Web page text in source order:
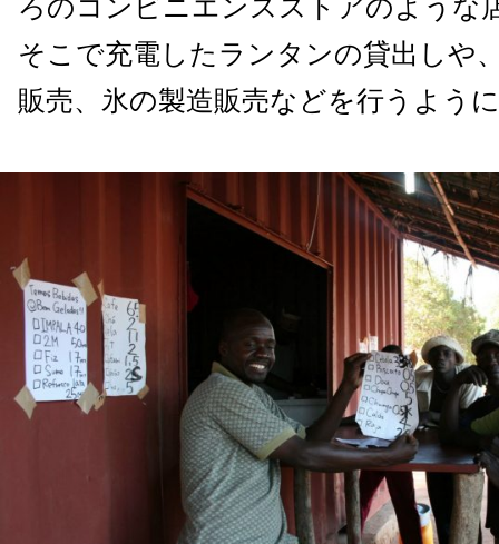
ろのコンビニエンスストアのような
そこで充電したランタンの貸出しや
販売、氷の製造販売などを行うよう